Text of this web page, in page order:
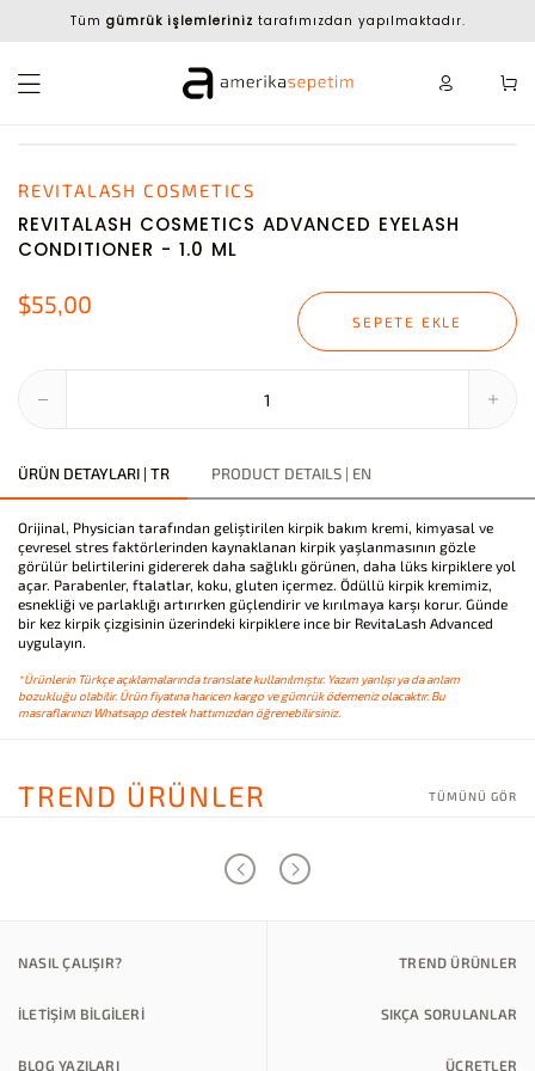
Tüm gümrük işlemleriniz tarafımızdan yapılmaktadır.
REVITALASH COSMETICS
REVITALASH COSMETICS ADVANCED EYELASH
CONDITIONER - 1.0 ML
$55,00
SEPETE EKLE
ÜRÜN DETAYLARI | TR PRODUCT DETAILS | EN
Orijinal, Physician tarafından geliştirilen kirpik bakım kremi, kimyasal ve
çevresel stres faktörlerinden kaynaklanan kirpik yaşlanmasının gözle
görülür belirtilerini gidererek daha sağlıklı görünen, daha lüks kirpiklere yol
açar. Parabenler, ftalatlar, koku, gluten içermez. Ödüllü kirpik kremimiz,
esnekliği ve parlaklığı artırırken güçlendirir ve kırılmaya karşı korur. Günde
bir kez kirpik çizgisinin üzerindeki kirpiklere ince bir RevitaLash Advanced
uygulayın.
*Ürünlerin Türkçe açıklamalarında translate kullanılmıştır. Yazım yanlışı ya da anlam
bozukluğu olabilir. Ürün fiyatına haricen kargo ve gümrük ödemeniz olacaktır. Bu
masraflarınızı Whatsapp destek hattımızdan öğrenebilirsiniz.
TREND ÜRÜNLER TÜMÜNÜ GÖR
NASIL ÇALIŞIR? TREND ÜRÜNLER
İLETİŞİM BİLGİLERİ SIKÇA SORULANLAR
BLOG YAZILARI ÜCRETLER